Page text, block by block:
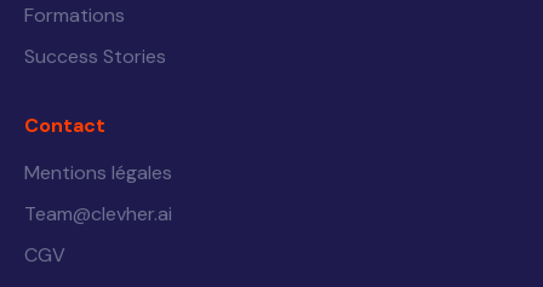
Formations
Success Stories
Contact
Mentions légales
Team@clevher.ai
CGV